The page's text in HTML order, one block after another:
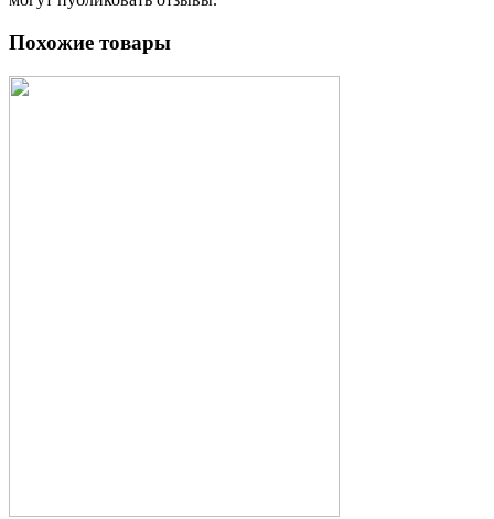
Похожие товары